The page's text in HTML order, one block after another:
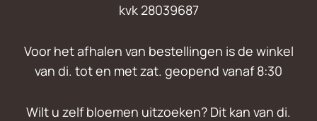
kvk 28039687
Voor het afhalen van bestellingen is de winkel
van di. tot en met zat. geopend vanaf 8:30
Wilt u zelf bloemen uitzoeken? Dit kan van di.